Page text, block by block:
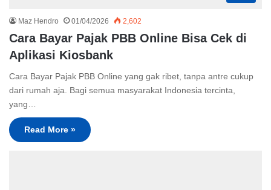
Maz Hendro 01/04/2026 2,602
Cara Bayar Pajak PBB Online Bisa Cek di
Aplikasi Kiosbank
Cara Bayar Pajak PBB Online yang gak ribet, tanpa antre cukup
dari rumah aja. Bagi semua masyarakat Indonesia tercinta,
yang…
Read More »